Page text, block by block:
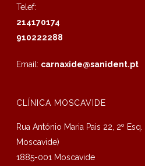
Telef:
214170174
910222288
Email: carnaxide@sanident.pt
CLÍNICA MOSCAVIDE
Rua António Maria Pais 22, 2º
Moscavide)
1885-001 Moscavide